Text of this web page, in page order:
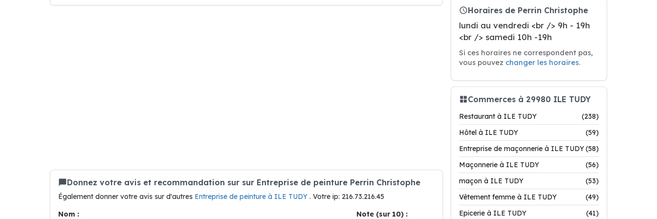
Donnez votre avis et recommandation sur sur Entreprise de peinture Perrin Christophe
Également donner votre avis sur d'autres Entreprise de peinture à ILE TUDY . Votre ip: 216.73.216.45
Nom :
Note (sur 10) :
Horaires de Perrin Christophe
lundi au vendredi <br /> 9h - 19h
<br /> samedi 10h -19h
Si ces horaires ne correspondent pas,
vous pouvez changer les horaires.
Commerces à 29980 ILE TUDY
Restaurant à ILE TUDY
(238)
Hôtel à ILE TUDY
(59)
Entreprise de maçonnerie à ILE TUDY(58)
Maçonnerie à ILE TUDY
(56)
maçon à ILE TUDY
(53)
Vêtement femme à ILE TUDY
(49)
Epicerie à ILE TUDY
(41)